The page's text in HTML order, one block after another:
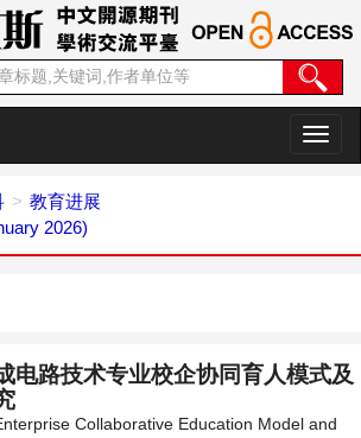
切
换
教育进展
2026)
电路技术专业校企协同育人模式及
Collaborative Education Model and